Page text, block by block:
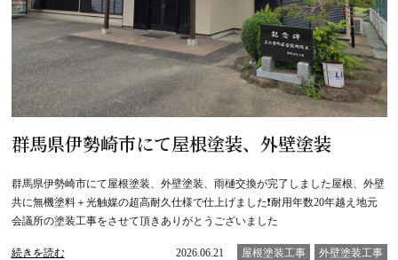
群馬県伊勢崎市にて屋根塗装、外壁塗装
群馬県伊勢崎市にて屋根塗装、外壁塗装、雨樋交換が完了しました屋根、外壁
共に無機塗料＋光触媒の超高耐久仕様で仕上げました❗️耐用年数20年越え地元
会議所の塗装工事をさせて頂きありがとうございました
続きを読む 2026.06.21 屋根塗装工事 外壁塗装工事